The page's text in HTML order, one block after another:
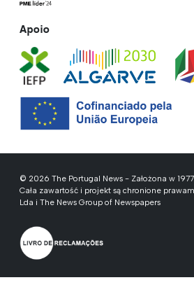
Apoio
© 2026 The Portugal News - Założona w
Cała zawartość i projekt są chronione
Lda i The News Group of Newspapers